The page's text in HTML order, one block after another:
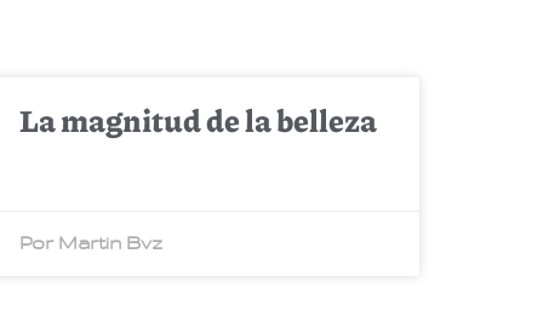
La magnitud de la belleza
Por Martin Bvz